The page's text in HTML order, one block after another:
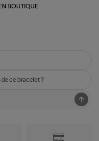
BOUTIQUE
ce bracelet ?